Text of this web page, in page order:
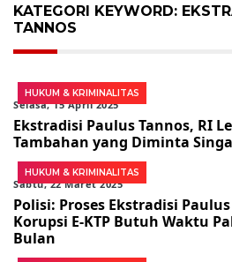
KATEGORI KEYWORD:
TANNOS
HUKUM & KRIMINALITAS
Selasa, 15 April 2025
Ekstradisi Paulus Tannos, RI
Tambahan yang Diminta
HUKUM & KRIMINALITAS
Sabtu, 22 Maret 2025
Polisi: Proses Ekstradisi
Korupsi E-KTP Butuh Waktu
Bulan